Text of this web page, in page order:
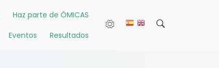
Haz parte de ÓMICAS
Eventos Resultados